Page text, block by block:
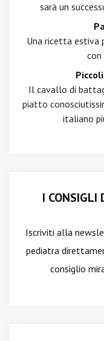
sarà un
Una ricetta estiva
Il cavallo di
piatto
italiano
I CONSIGLI
Iscriviti alla
pediatra
consiglio